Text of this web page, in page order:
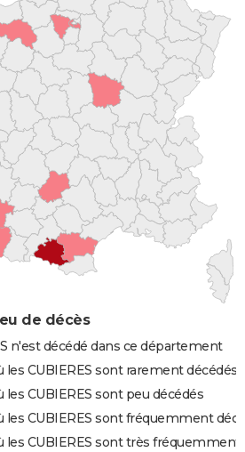
de décès
n'est décédé dans ce département
CUBIERES sont rarement décédés
CUBIERES sont peu décédés
CUBIERES sont fréquemment
CUBIERES sont très fréquemment